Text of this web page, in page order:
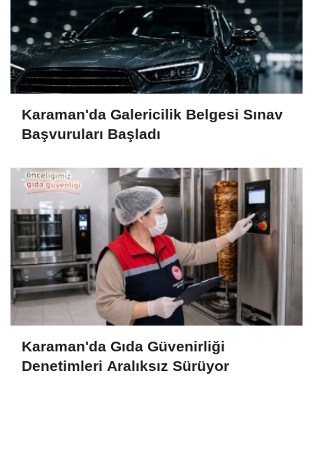
Karaman'da Galericilik Belgesi Sınav
Başvuruları Başladı
Karaman'da Gıda Güvenirliği
Denetimleri Aralıksız Sürüyor